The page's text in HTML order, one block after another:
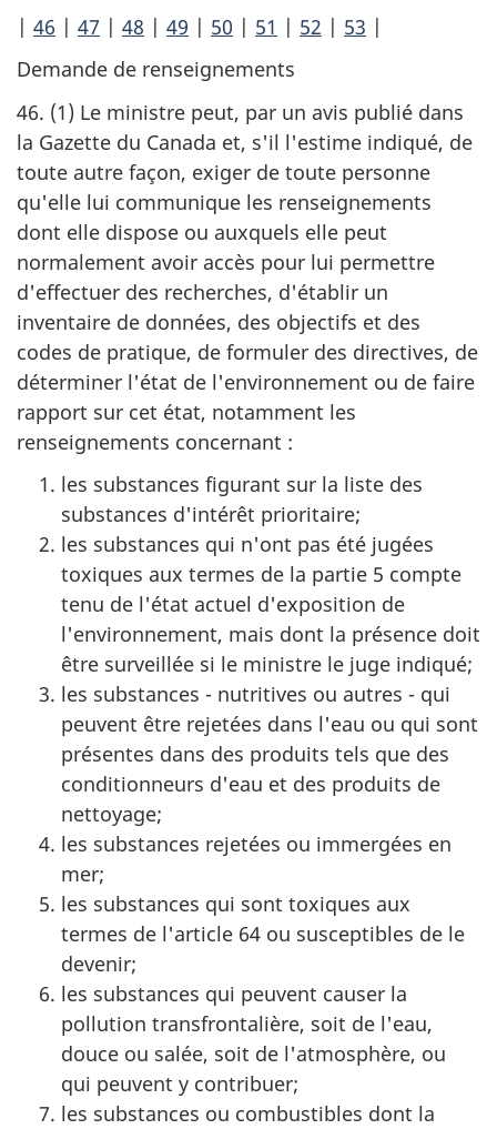
| 46 | 47 | 48 | 49 | 50 | 51 | 52 | 53 |
Demande de renseignements
46. (1) Le ministre peut, par un avis publié dans
la Gazette du Canada et, s'il l'estime indiqué, de
toute autre façon, exiger de toute personne
qu'elle lui communique les renseignements
dont elle dispose ou auxquels elle peut
normalement avoir accès pour lui permettre
d'effectuer des recherches, d'établir un
inventaire de données, des objectifs et des
codes de pratique, de formuler des directives, de
déterminer l'état de l'environnement ou de faire
rapport sur cet état, notamment les
renseignements concernant :
les substances figurant sur la liste des
substances d'intérêt prioritaire;
les substances qui n'ont pas été jugées
toxiques aux termes de la partie 5 compte
tenu de l'état actuel d'exposition de
l'environnement, mais dont la présence doit
être surveillée si le ministre le juge indiqué;
les substances - nutritives ou autres - qui
peuvent être rejetées dans l'eau ou qui sont
présentes dans des produits tels que des
conditionneurs d'eau et des produits de
nettoyage;
les substances rejetées ou immergées en
mer;
les substances qui sont toxiques aux
termes de l'article 64 ou susceptibles de le
devenir;
les substances qui peuvent causer la
pollution transfrontalière, soit de l'eau,
douce ou salée, soit de l'atmosphère, ou
qui peuvent y contribuer;
les substances ou combustibles dont la